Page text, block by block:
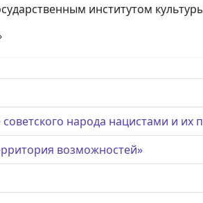
институтом
народа нацистами и
возможностей»